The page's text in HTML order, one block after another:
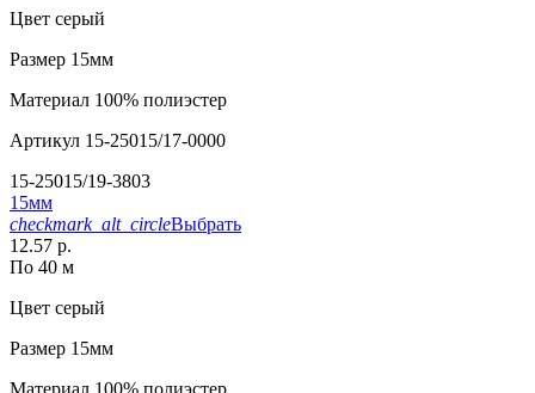
Цвет серый
Размер 15мм
Материал 100% полиэстер
Артикул 15-25015/17-0000
15-25015/19-3803
15мм
checkmark_alt_circleВыбрать
12.57 р.
По 40 м
Цвет серый
Размер 15мм
Материал 100% полиэстер